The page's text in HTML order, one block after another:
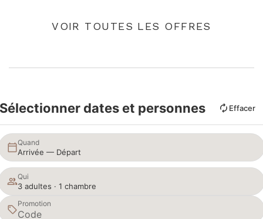
VOIR TOUTES LES OFFRES
Sélectionner dates et personnes Effacer
Quand
Arrivée — Départ
Qui
3 adultes · 1 chambre
Promotion